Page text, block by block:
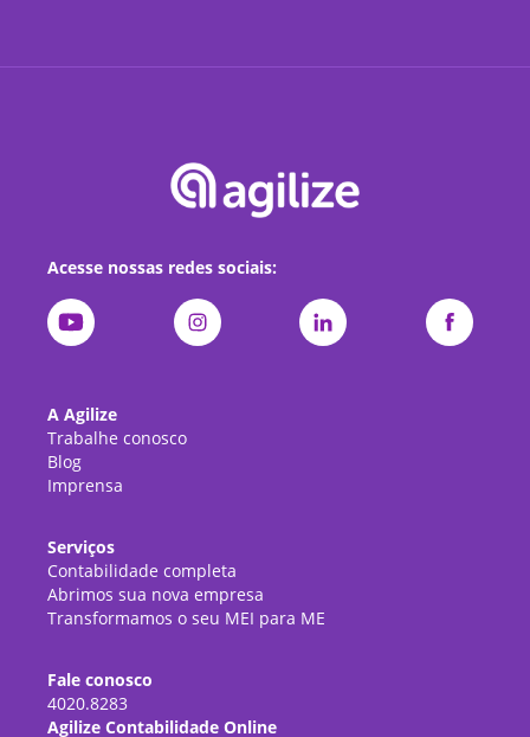
Acesse nossas redes sociais:
A Agilize
Trabalhe conosco
Blog
Imprensa
Serviços
Contabilidade completa
Abrimos sua nova empresa
Transformamos o seu MEI para ME
Fale conosco
4020.8283
Agilize Contabilidade Online